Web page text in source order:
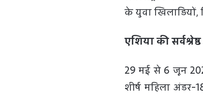
के युवा खिलाड़ियों,
एशिया की
29 मई से 6 जून
शीर्ष महिला अंडर-